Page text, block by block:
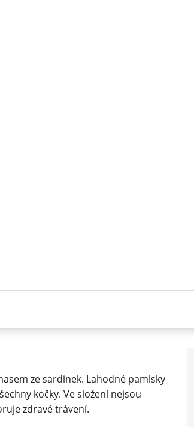
ze sardinek. Lahodné pamlsky
kočky. Ve složení nejsou
zdravé trávení.